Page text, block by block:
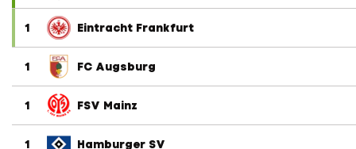
1 Eintracht Frankfurt
1 FC Augsburg
1 FSV Mainz
1 Hamburger SV